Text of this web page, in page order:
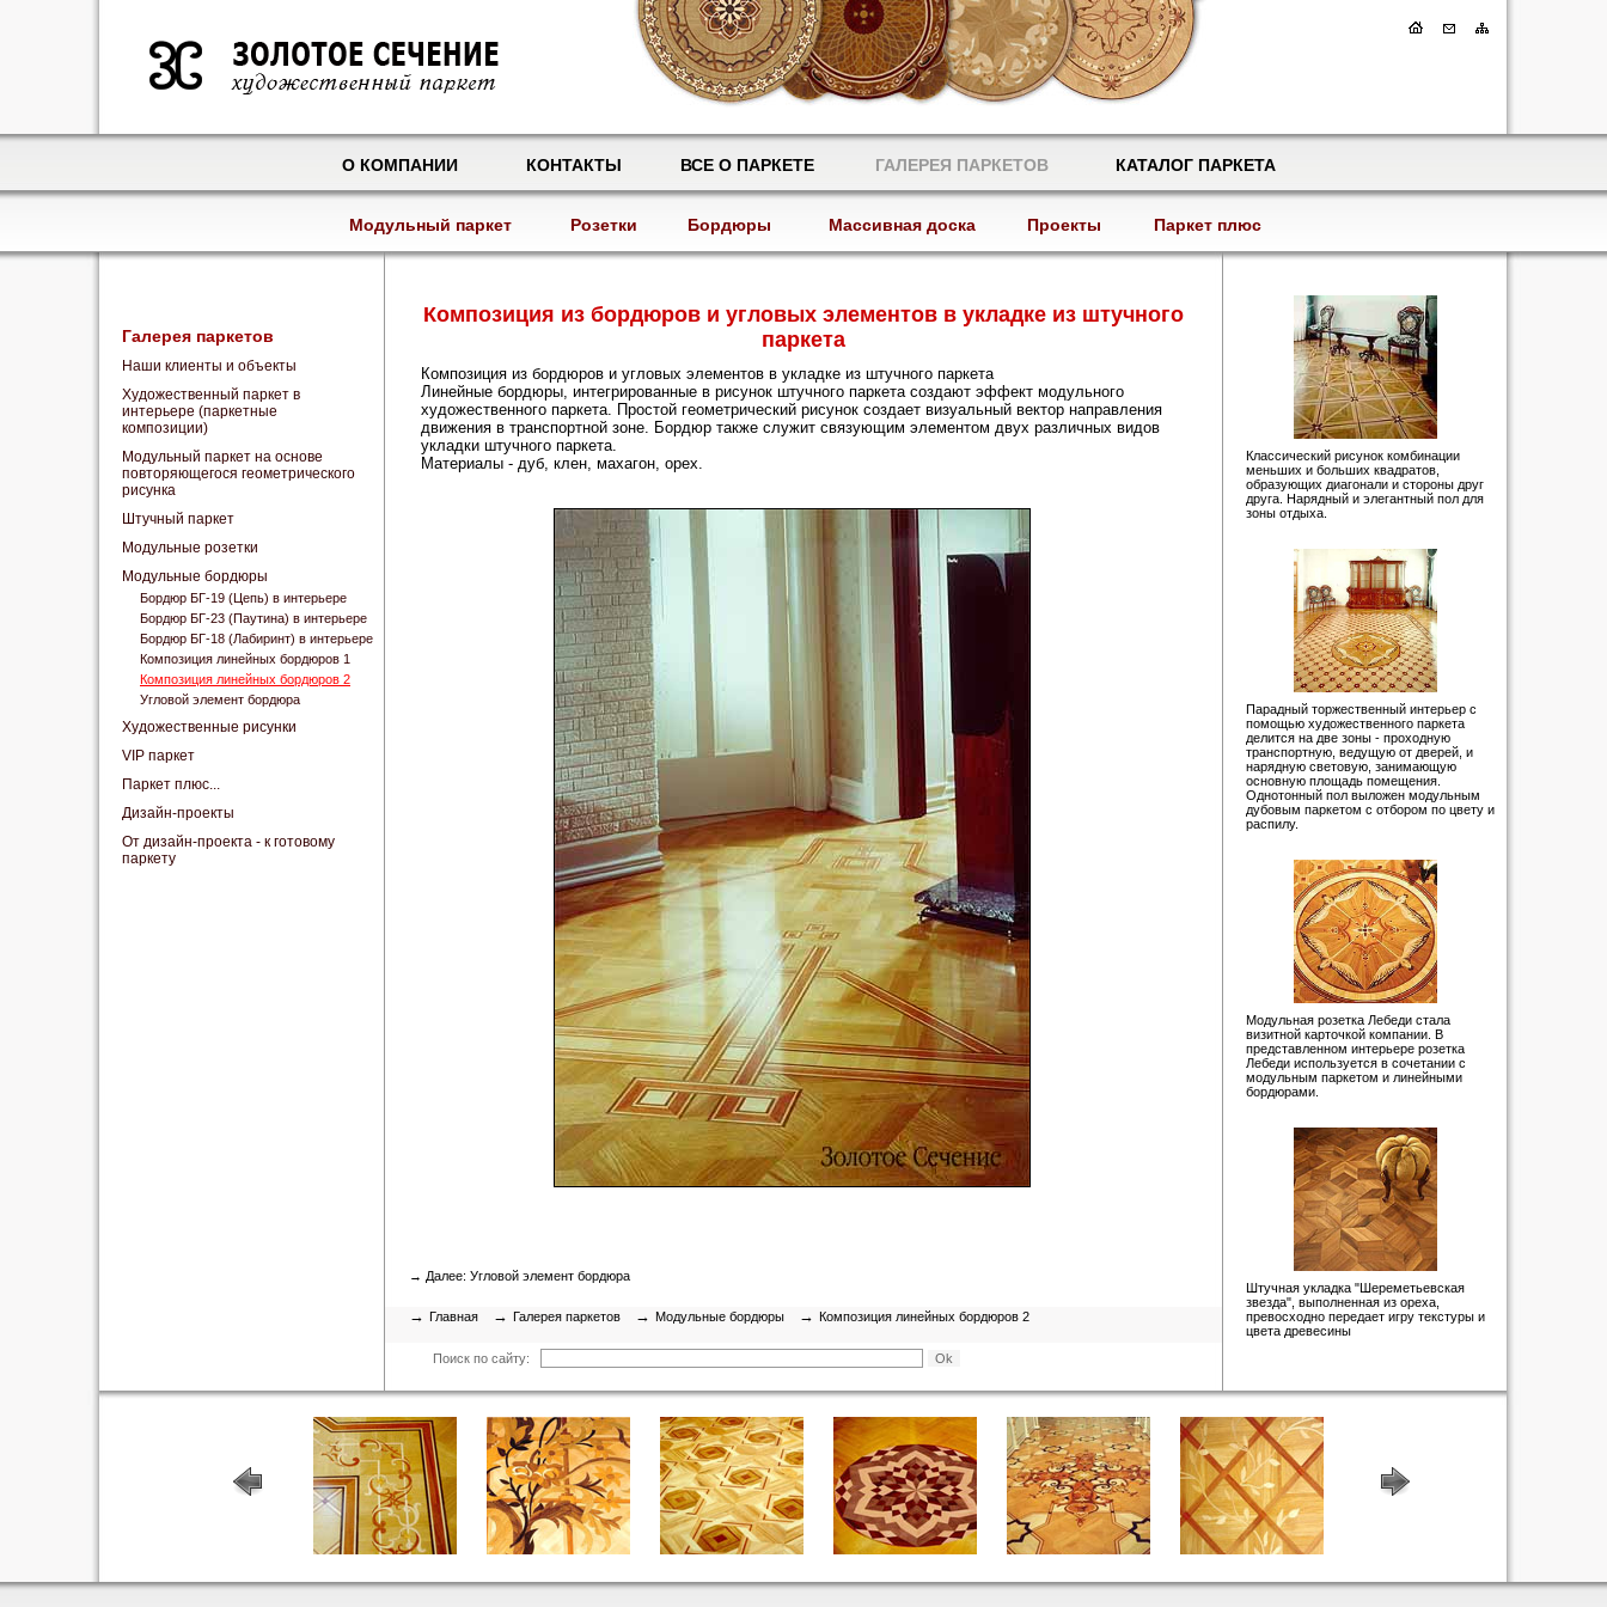
О КОМПАНИИ КОНТАКТЫ ВСЕ О ПАРКЕТЕ ГАЛЕРЕЯ ПАРКЕТОВ КАТАЛОГ ПАРКЕТА
Модульный паркет Розетки Бордюры Массивная доска Проекты Паркет плюс
Галерея паркетов
Наши клиенты и объекты
Художественный паркет в
интерьере (паркетные
композиции)
Модульный паркет на основе
повторяющегося геометрического
рисунка
Штучный паркет
Модульные розетки
Модульные бордюры
Бордюр БГ-19 (Цепь) в интерьере
Бордюр БГ-23 (Паутина) в интерьере
Бордюр БГ-18 (Лабиринт) в интерьере
Композиция линейных бордюров 1
Композиция линейных бордюров 2
Угловой элемент бордюра
Художественные рисунки
VIP паркет
Паркет плюс...
Дизайн-проекты
От дизайн-проекта - к готовому
паркету
Композиция из бордюров и угловых элементов в укладке из штучного
паркета
Композиция из бордюров и угловых элементов в укладке из штучного паркета
Линейные бордюры, интегрированные в рисунок штучного паркета создают эффект модульного
художественного паркета. Простой геометрический рисунок создает визуальный вектор направления
движения в транспортной зоне. Бордюр также служит связующим элементом двух различных видов
укладки штучного паркета.
Материалы - дуб, клен, махагон, орех.
→ Далее: Угловой элемент бордюра
→ Главная → Галерея паркетов → Модульные бордюры → Композиция линейных бордюров 2
Поиск по сайту:
Классический рисунок комбинации
меньших и больших квадратов,
образующих диагонали и стороны друг
друга. Нарядный и элегантный пол для
зоны отдыха.
Парадный торжественный интерьер с
помощью художественного паркета
делится на две зоны - проходную
транспортную, ведущую от дверей, и
нарядную световую, занимающую
основную площадь помещения.
Однотонный пол выложен модульным
дубовым паркетом с отбором по цвету и
распилу.
Модульная розетка Лебеди стала
визитной карточкой компании. В
представленном интерьере розетка
Лебеди используется в сочетании с
модульным паркетом и линейными
бордюрами.
Штучная укладка "Шереметьевская
звезда", выполненная из ореха,
превосходно передает игру текстуры и
цвета древесины